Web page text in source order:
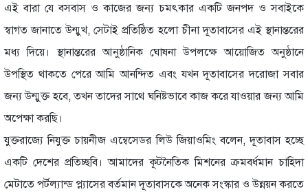
এই বারা যে বসবাস ও কাজের জন্য চমৎকার একটি জনপদ ও সবাইকে
স্বাগত জানাতে উন্মুখ, সেটাই প্রতিষ্ঠিত হলো চীনা দূতাবাসের এই স্থানান্তরের
মধ্য দিয়ে। স্থানান্তরের আনুষ্ঠানিক ঘোষনা উপলক্ষে আয়োজিত অনুষ্ঠানে
উপস্থিত থাকতে পেরে আমি আনন্দিত এবং যখন দূতাবাসের দরোজা সবার
জন্য উন্মুক্ত হবে, তখন তাদের সাথে ঘনিষ্টভাবে কাজ করে যাওয়ার জন্য আমি
অপেক্ষা করছি।
যুক্তরাজ্যে নিযুক্ত চায়নীজ এম্বেসেডর লিউ জিয়াওমিং বলেন, দূতাবাস হচ্ছে
একটি দেশের প্রতিচ্ছবি। আমাদের কূটনৈতিক মিশনের ক্রমবর্ধমান চাহিদা
মেটাতে পর্টল্যান্ড প্ল্যাসের বর্তমান দূতাবাসকে অনেক সংস্কার ও উন্নয়ন করতে